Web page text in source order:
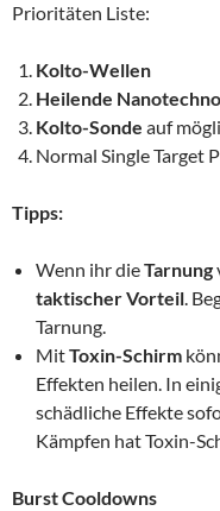
Prioritäten Liste:
Kolto-Wellen
Heilende
Kolto-Sonde auf
Normal Single Target
Tipps:
Wenn ihr dieTarnung
taktischer Vorteil.
Tarnung.
MitToxin-Schirm
Effekten heilen. In
schädliche Effekte
Kämpfen hat Toxin-
Burst Cooldowns